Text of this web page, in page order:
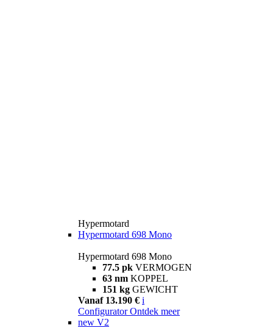
Hypermotard
Hypermotard 698 Mono
Hypermotard 698 Mono
77.5 pk VERMOGEN
63 nm KOPPEL
151 kg GEWICHT
Vanaf 13.190 € i
Configurator Ontdek meer
new V2